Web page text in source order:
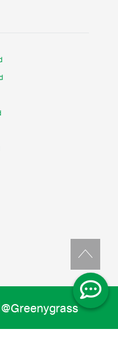
@Greenygrass